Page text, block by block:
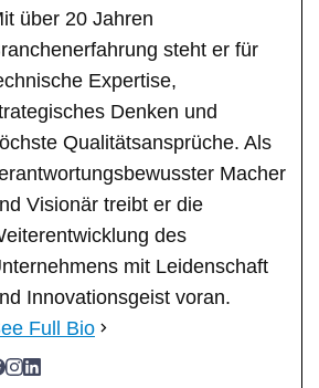
über 20 Jahren
steht er für
Expertise,
Denken und
Qualitätsansprüche. Als
Macher
Visionär treibt er die
des
mit Leidenschaft
Innovationsgeist voran.
Full Bio